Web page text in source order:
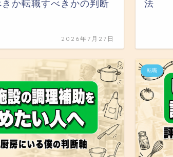
か転職すべきかの判断
2026年7月27日
法
転職